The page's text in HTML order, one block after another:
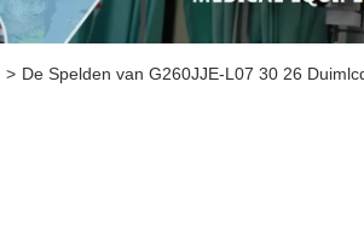
> De Spelden van G260JJE-L07 30 26